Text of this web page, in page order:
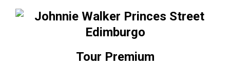
Tour Premium